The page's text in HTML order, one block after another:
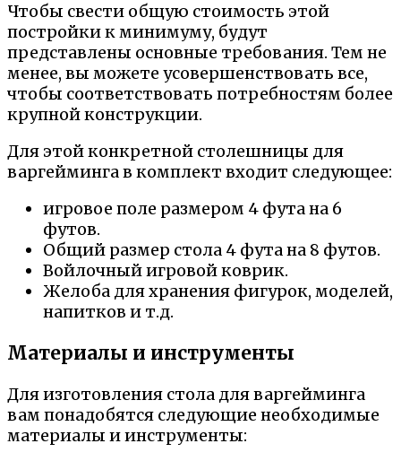
Чтобы свести общую стоимость этой
постройки к минимуму, будут
представлены основные требования. Тем не
менее, вы можете усовершенствовать все,
чтобы соответствовать потребностям более
крупной конструкции.
Для этой конкретной столешницы для
варгейминга в комплект входит следующее:
игровое поле размером 4 фута на 6
футов.
Общий размер стола 4 фута на 8 футов.
Войлочный игровой коврик.
Желоба для хранения фигурок, моделей,
напитков и т.д.
Материалы и инструменты
Для изготовления стола для варгейминга
вам понадобятся следующие необходимые
материалы и инструменты: